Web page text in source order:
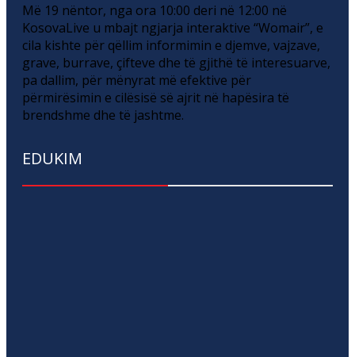
Më 19 nëntor, nga ora 10:00 deri në 12:00 në
KosovaLive u mbajt ngjarja interaktive “Womair”, e
cila kishte për qëllim informimin e djemve, vajzave,
grave, burrave, çifteve dhe të gjithë të interesuarve,
pa dallim, për mënyrat më efektive për
përmirësimin e cilësisë së ajrit në hapësira të
brendshme dhe të jashtme.
EDUKIM